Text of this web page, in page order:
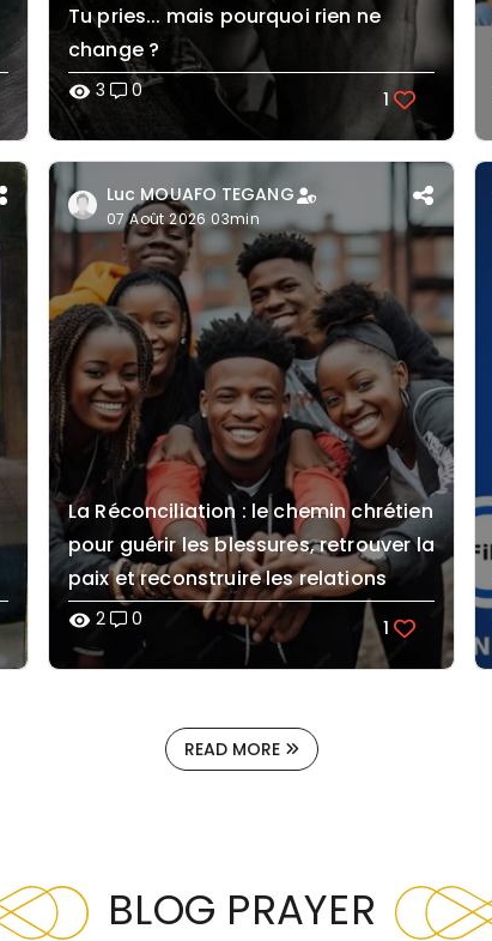
Tu pries... mais pourquoi rien ne
change ?
visibility3 0 1
Luc MOUAFO TEGANG
07 Août 2026 03min
La Réconciliation : le chemin chrétien
pour guérir les blessures, retrouver la
paix et reconstruire les relations
visibility2 0 1
READ MORE
BLOG PRAYER